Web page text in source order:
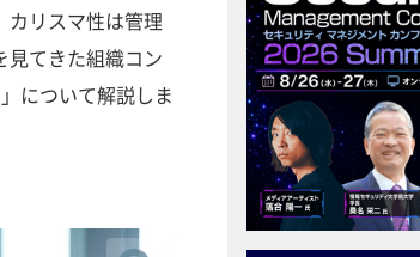
カリスマ性は管理
見てきた組織コン
について解説しま